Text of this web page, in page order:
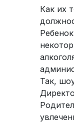
Как их
Так,